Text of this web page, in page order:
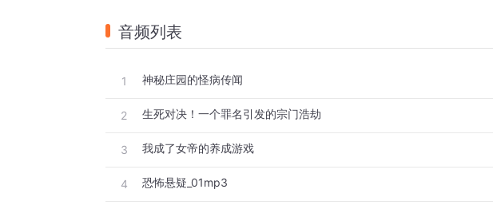
音频列表
1 神秘庄园的怪病传闻
2 生死对决！一个罪名引发的宗门浩劫
3 我成了女帝的养成游戏
4 恐怖悬疑_01mp3